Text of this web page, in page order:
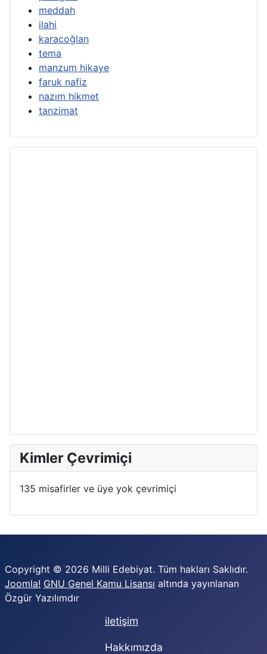
meddah
ilahi
karacoğlan
tema
manzum hikaye
faruk nafiz
nazım hikmet
tanzimat
Kimler Çevrimiçi
135 misafirler ve üye yok çevrimiçi
Copyright © 2026 Milli Edebiyat. Tüm hakları Saklıdır.
Joomla! GNU Genel Kamu Lisansı altında yayınlanan
Özgür Yazılımdır
iletişim
Hakkımızda